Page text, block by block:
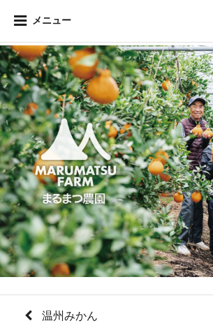
メニュー
温州みかん